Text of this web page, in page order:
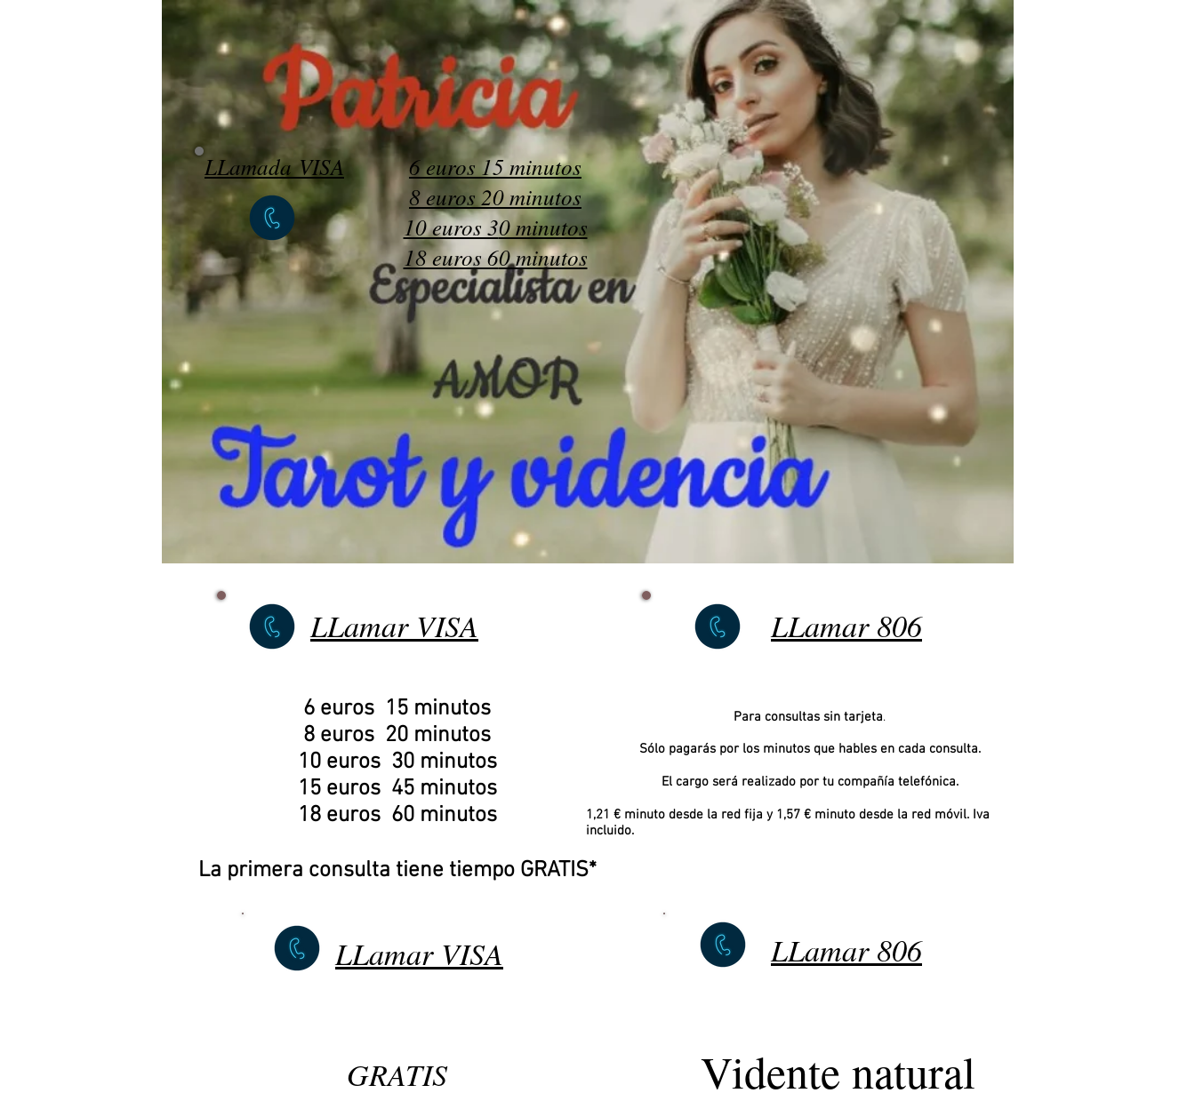
LLamada VISA
6 euros 15 minutos
8 euros 20 minutos
10 euros 30 minutos
18 euros 60 minutos
LLamar VISA
Tarot Angela M
Para consultas sin tarjeta.
Sólo pagarás por los minutos que hables en cada consulta.
El cargo será realizado por tu compañía telefónica.
1,21 € minuto desde la red fija y 1,57 € minuto desde la red móvil. Iva
incluido.
LLamar 806
6 euros 15 minutos
8 euros 20 minutos
10 euros 30 minutos
15 euros 45 minutos
18 euros 60 minutos
La primera consulta tiene tiempo GRATIS*
LLamar VISA LLamar 806
GRATIS Vidente natural